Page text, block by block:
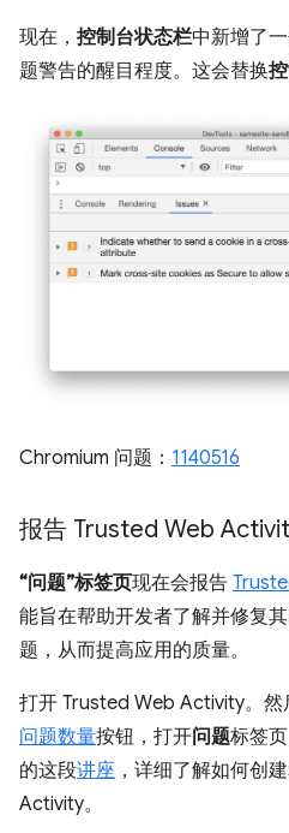
现在， 控制台状态栏中新增了
题警告的醒目程度。这会替换
Chromium 问题： 1140516
报告 Trusted Web
“问题”标签页现在会报告
能旨在帮助开发者了解并修复
题，从而提高应用的质量。
打开 Trusted Web Activity。然
问题数量按钮，打开问题标签
的这段讲座 ，详细了解如何创
Activity。